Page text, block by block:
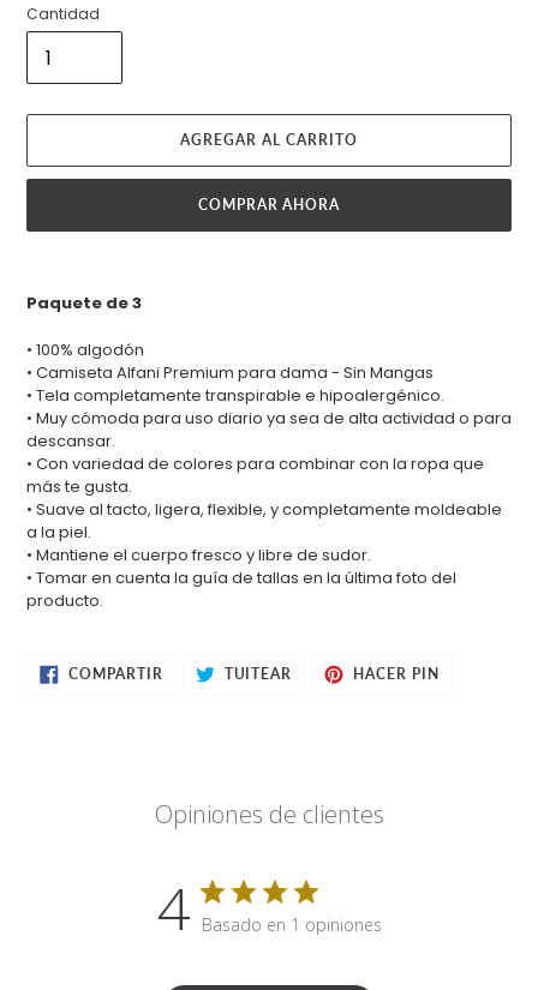
Cantidad
AGREGAR AL CARRITO
COMPRAR AHORA
producto
tu
carrito
de
compra
Paquete de 3
• 100% algodón
• Camiseta Alfani Premium para dama - Sin Mangas
• Tela completamente transpirable e hipoalergénico.
• Muy cómoda para uso diario ya sea de alta actividad o para
descansar.
• Con variedad de colores para combinar con la ropa que
más te gusta.
• Suave al tacto, ligera, flexible, y completamente moldeable
a la piel.
• Mantiene el cuerpo fresco y libre de sudor.
• Tomar en cuenta la guía de tallas en la última foto del
producto.
COMPARTIR COMPARTIR
EN
TUITEAR TUITEARHACER PINPINEAR
EN
Opiniones de clientes
4 Basado en 1 opiniones